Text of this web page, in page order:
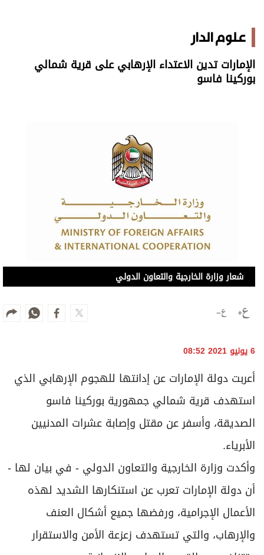
علوم الدار
الإمارات تدين الاعتداء الإرهابي على قرية شمالي
بوركينا فاسو
شعار وزارة الخارجية والتعاون الدولي
6 يونيو 2021 08:52
أعربت دولة الإمارات عن إدانتها للهجوم الإرهابي الذي
استهدف قرية شمالي جمهورية بوركينا فاسو
الصديقة، وأسفر عن مقتل وإصابة عشرات المدنيين
الأبرياء.
وأكدت وزارة الخارجية والتعاون الدولي - في بيان لها -
أن دولة الإمارات تعرب عن استنكارها الشديد لهذه
الأعمال الإجرامية، ورفضها جميع أشكال العنف
والإرهاب، والتي تستهدف زعزعة الأمن والاستقرار